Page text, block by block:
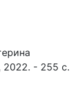
2022. - 255 с.